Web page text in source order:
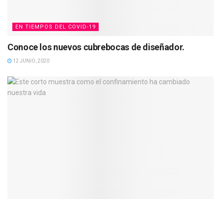
EN TIEMPOS DEL COVID-19
Conoce los nuevos cubrebocas de diseñador.
12 JUNIO, 2020